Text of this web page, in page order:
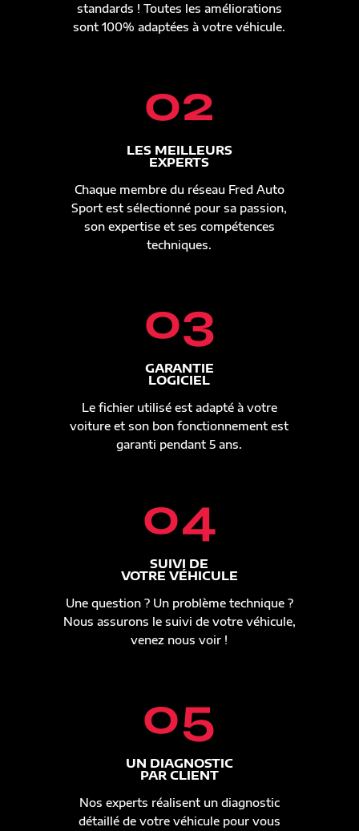
standards ! Toutes les améliorations
sont 100% adaptées à votre véhicule.
02
LES MEILLEURS
EXPERTS
Chaque membre du réseau Fred Auto
Sport est sélectionné pour sa passion,
son expertise et ses compétences
techniques.
03
GARANTIE
LOGICIEL
Le fichier utilisé est adapté à votre
voiture et son bon fonctionnement est
garanti pendant 5 ans.
04
SUIVI DE
VOTRE VÉHICULE
Une question ? Un problème technique ?
Nous assurons le suivi de votre véhicule,
venez nous voir !
05
UN DIAGNOSTIC
PAR CLIENT
Nos experts réalisent un diagnostic
détaillé de votre véhicule pour vous